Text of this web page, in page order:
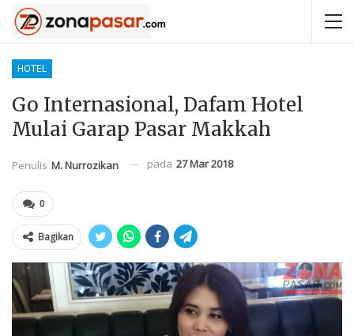
HOTEL
Go Internasional, Dafam Hotel
Mulai Garap Pasar Makkah
Penulis M. Nurrozikan pada 27 Mar 2018
0
Bagikan